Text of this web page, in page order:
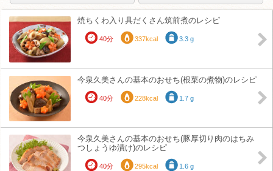
焼ちくわ入り具だくさん筑前煮のレシピ
40分 337kcal 3.3 g
今泉久美さんの基本のおせち(根菜の煮物)のレシピ
40分 228kcal 1.7 g
今泉久美さんの基本のおせち(豚厚切り肉のはちみ
つしょうゆ漬け)のレシピ
40分 295kcal 1.6 g